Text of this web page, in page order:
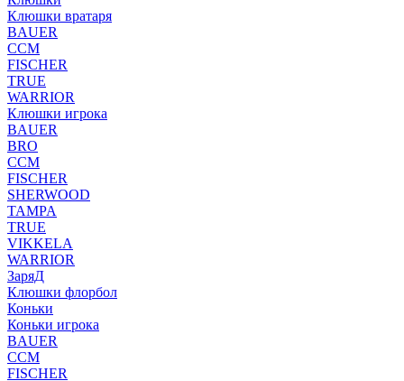
Клюшки вратаря
BAUER
CCM
FISCHER
TRUE
WARRIOR
Клюшки игрока
BAUER
BRO
CCM
FISCHER
SHERWOOD
TAMPA
TRUE
VIKKELA
WARRIOR
ЗаряД
Клюшки флорбол
Коньки
Коньки игрока
BAUER
CCM
FISCHER